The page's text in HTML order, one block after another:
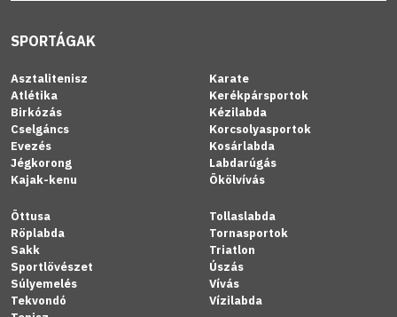
SPORTÁGAK
Asztalitenisz
Atlétika
Birkózás
Cselgáncs
Evezés
Jégkorong
Kajak-kenu
Karate
Kerékpársportok
Kézilabda
Korcsolyasportok
Kosárlabda
Labdarúgás
Ökölvívás
Öttusa
Röplabda
Sakk
Sportlövészet
Súlyemelés
Tekvondó
Tollaslabda
Tornasportok
Triatlon
Úszás
Vívás
Vízilabda